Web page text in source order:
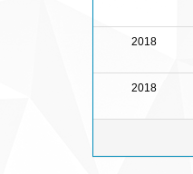
2018
2018